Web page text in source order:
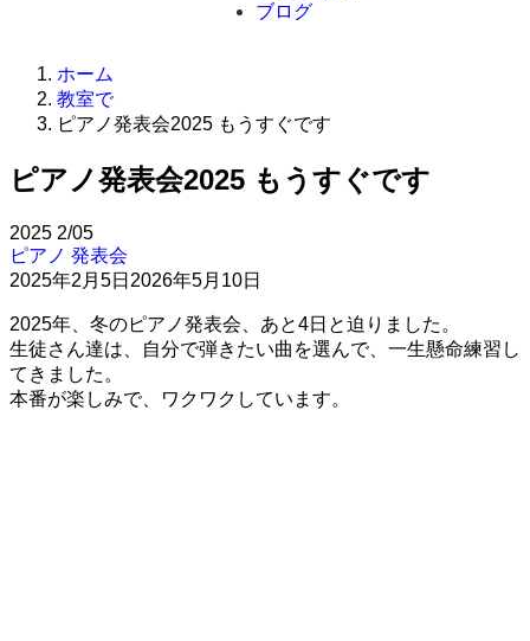
ブログ
ホーム
教室で
ピアノ発表会2025 もうすぐです
ピアノ発表会2025 もうすぐです
2025 2/05
ピアノ 発表会
2025年2月5日 2026年5月10日
2025年、冬のピアノ発表会、あと4日と迫りました。
生徒さん達は、自分で弾きたい曲を選んで、一生懸命練習し
てきました。
本番が楽しみで、ワクワクしています。